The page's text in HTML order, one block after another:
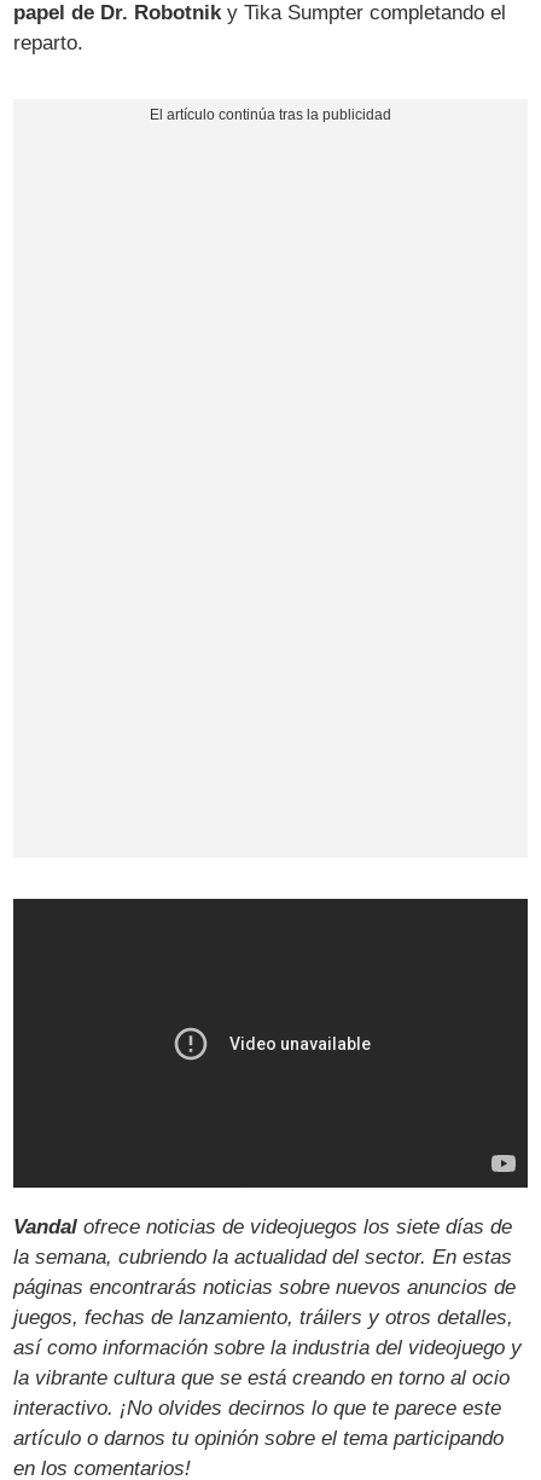
papel de Dr. Robotniky Tika Sumpter completando el
reparto.
Vandal ofrece noticias de videojuegos los siete días de
la semana, cubriendo la actualidad del sector. En estas
páginas encontrarás noticias sobre nuevos anuncios de
juegos, fechas de lanzamiento, tráilers y otros detalles,
así como información sobre la industria del videojuego y
la vibrante cultura que se está creando en torno al ocio
interactivo. ¡No olvides decirnos lo que te parece este
artículo o darnos tu opinión sobre el tema participando
en los comentarios!